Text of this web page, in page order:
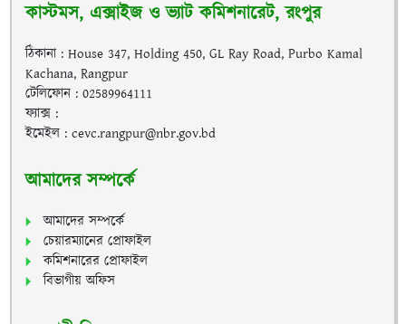
কাস্টমস, এক্সাইজ ও ভ্যাট কমিশনারেট, রংপুর
ঠিকানা : House 347, Holding 450, GL Ray Road, Purbo Kamal
Kachana, Rangpur
টেলিফোন : 02589964111
ফ্যাক্স :
ইমেইল : cevc.rangpur@nbr.gov.bd
আমাদের সম্পর্কে
আমাদের সম্পর্কে
চেয়ারম্যানের প্রোফাইল
কমিশনারের প্রোফাইল
বিভাগীয় অফিস